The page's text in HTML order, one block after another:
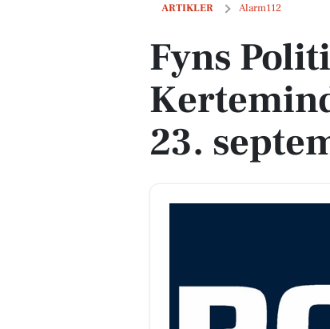
ARTIKLER Alarm112
Fyns Politi: Nyt fra Kerteminde -
Fyns
23.